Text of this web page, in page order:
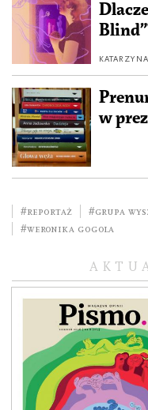
w
#reportaż #Grupa
#Weronika Gogola